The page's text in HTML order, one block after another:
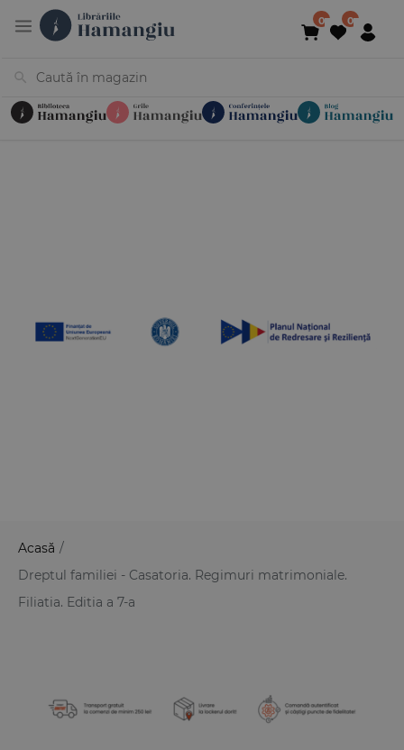
Acasă /
Dreptul familiei - Casatoria. Regimuri matrimoniale.
Filiatia. Editia a 7-a